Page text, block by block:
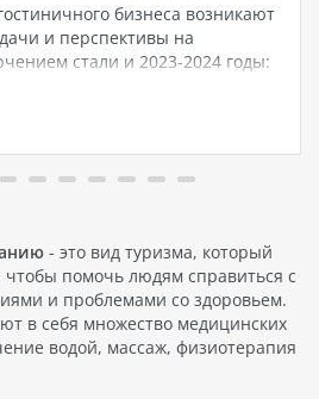
бизнеса возникают
и перспективы на
стали и 2023-2024 годы:
- это вид туризма, который
чтобы помочь людям справиться с
и проблемами со здоровьем.
в себя множество медицинских
водой, массаж, физиотерапия